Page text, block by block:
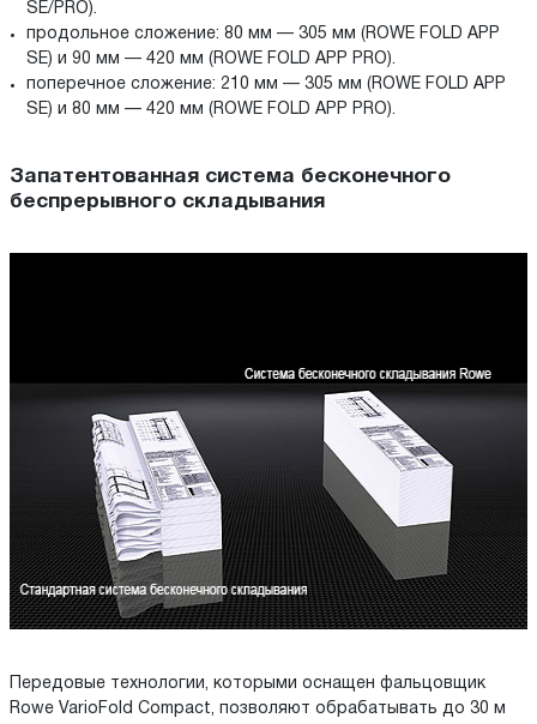
SE/PRO).
продольное сложение: 80 мм — 305 мм (ROWE FOLD APP
SE) и 90 мм — 420 мм (ROWE FOLD APP PRO).
поперечное сложение: 210 мм — 305 мм (ROWE FOLD APP
SE) и 80 мм — 420 мм (ROWE FOLD APP PRO).
Запатентованная система бесконечного
беспрерывного складывания
Передовые технологии, которыми оснащен фальцовщик
Rowe VarioFold Compact, позволяют обрабатывать до 30 м